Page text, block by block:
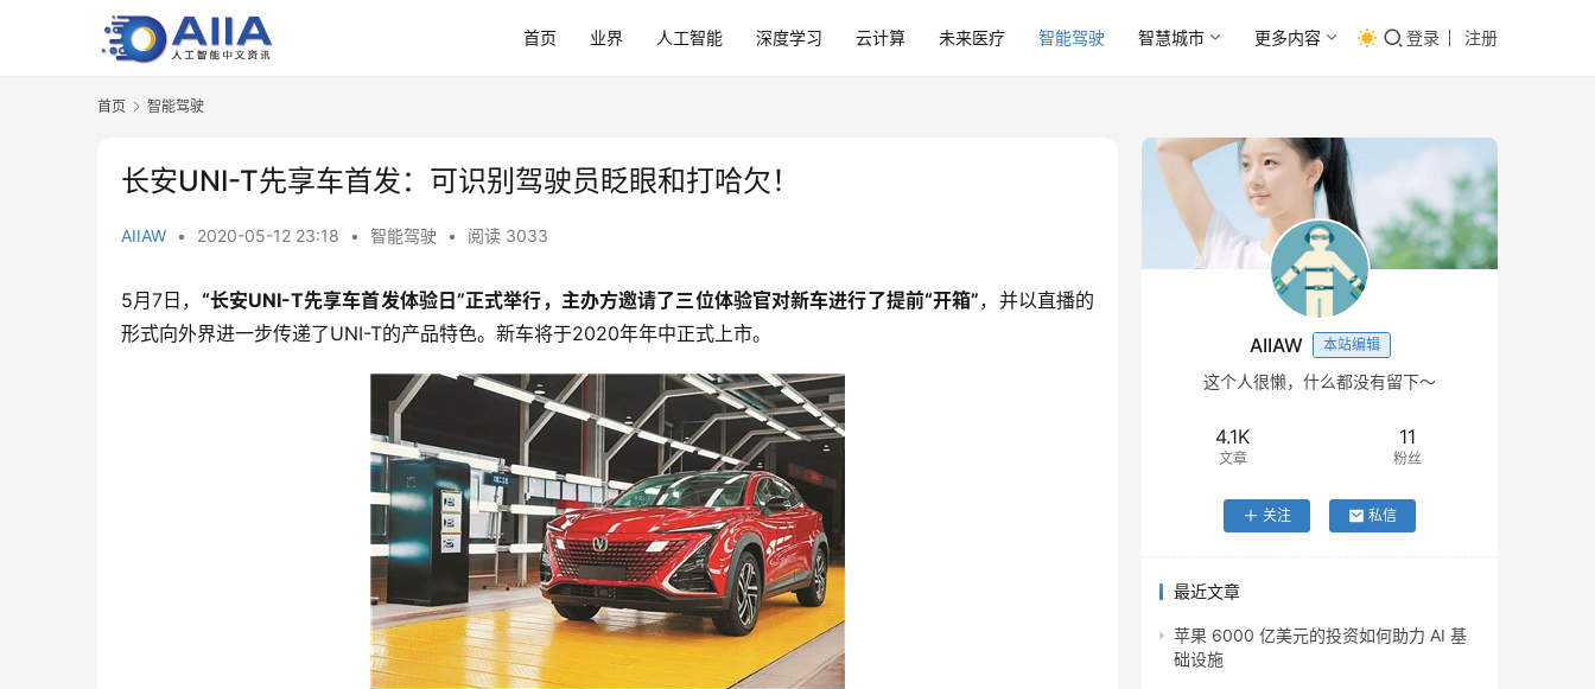
首页 业界 人工智能 深度学习 云计算 未来医疗 智能驾驶 智慧城市 更多内容 登录 注册
首页 智能驾驶
长安UNI-T先享车首发：可识别驾驶员眨眼和打哈欠！
AIIAW • 2020-05-12 23:18 • 智能驾驶 • 阅读 3033
5月7日， “长安UNI-T先享车首发体验日”正式举行，主办方邀请了三位体验官对新车进行了提前“开箱”，并以直播的
形式向外界进一步传递了UNI-T的产品特色。新车将于2020年年中正式上市。
AIIAW 本站编辑
这个人很懒，什么都没有留下～
4.1K
文章
11
粉丝
关注 私信
最近文章
苹果 6000 亿美元的投资如何助力 AI 基
础设施